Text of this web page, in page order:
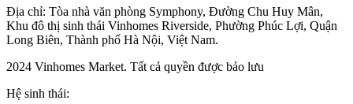
Địa chỉ: Tòa nhà văn phòng Symphony, Đường Chu Huy Mân,
Khu đô thị sinh thái Vinhomes Riverside, Phường Phúc Lợi, Quận
Long Biên, Thành phố Hà Nội, Việt Nam.
2024 Vinhomes Market. Tất cả quyền được bảo lưu
Hệ sinh thái: